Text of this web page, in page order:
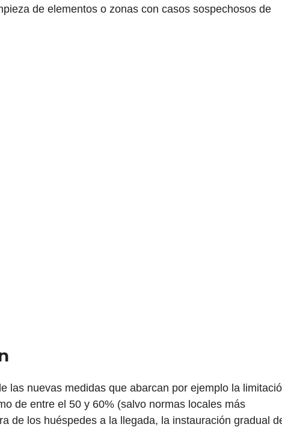
de elementos o zonas con casos sospechosos de
las nuevas medidas que abarcan por ejemplo la
de entre el 50 y 60% (salvo normas locales más
de los huéspedes a la llegada, la instauración gradual